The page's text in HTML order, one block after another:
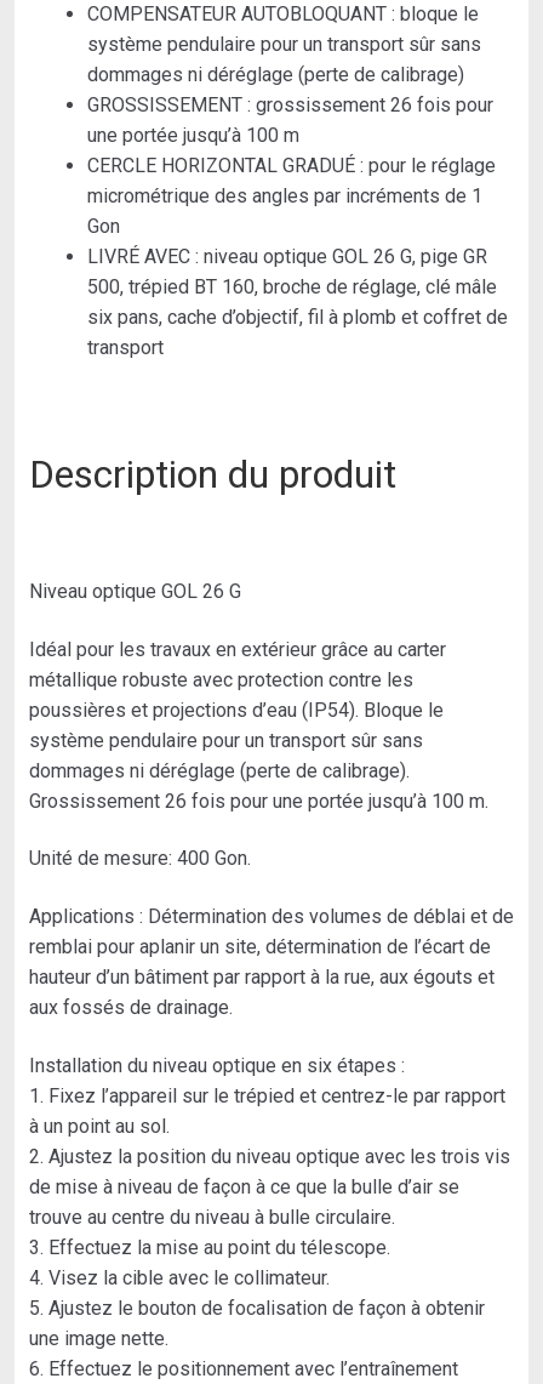
COMPENSATEUR AUTOBLOQUANT : bloque le
système pendulaire pour un transport sûr sans
dommages ni déréglage (perte de calibrage)
GROSSISSEMENT : grossissement 26 fois pour
une portée jusqu’à 100 m
CERCLE HORIZONTAL GRADUÉ : pour le réglage
micrométrique des angles par incréments de 1
Gon
LIVRÉ AVEC : niveau optique GOL 26 G, pige GR
500, trépied BT 160, broche de réglage, clé mâle
six pans, cache d’objectif, fil à plomb et coffret de
transport
Description du produit
Niveau optique GOL 26 G
Idéal pour les travaux en extérieur grâce au carter
métallique robuste avec protection contre les
poussières et projections d’eau (IP54). Bloque le
système pendulaire pour un transport sûr sans
dommages ni déréglage (perte de calibrage).
Grossissement 26 fois pour une portée jusqu’à 100 m.
Unité de mesure: 400 Gon.
Applications : Détermination des volumes de déblai et de
remblai pour aplanir un site, détermination de l’écart de
hauteur d’un bâtiment par rapport à la rue, aux égouts et
aux fossés de drainage.
Installation du niveau optique en six étapes :
1. Fixez l’appareil sur le trépied et centrez-le par rapport
à un point au sol.
2. Ajustez la position du niveau optique avec les trois vis
de mise à niveau de façon à ce que la bulle d’air se
trouve au centre du niveau à bulle circulaire.
3. Effectuez la mise au point du télescope.
4. Visez la cible avec le collimateur.
5. Ajustez le bouton de focalisation de façon à obtenir
une image nette.
6. Effectuez le positionnement avec l’entraînement